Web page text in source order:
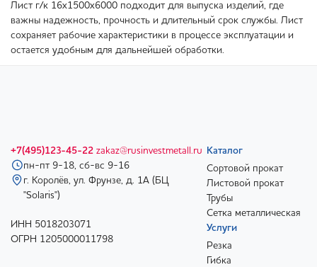
Лист г/к 16х1500х6000 подходит для выпуска изделий, где
важны надежность, прочность и длительный срок службы. Лист
сохраняет рабочие характеристики в процессе эксплуатации и
остается удобным для дальнейшей обработки.
+7(495)123-45-22 zakaz@rusinvestmetall.ru
пн-пт 9-18, сб-вс 9-16
г. Королёв, ул. Фрунзе, д. 1А (БЦ
"Solaris")
ИНН 5018203071
ОГРН 1205000011798
Каталог
Сортовой прокат
Листовой прокат
Трубы
Сетка металлическая
Услуги
Резка
Гибка